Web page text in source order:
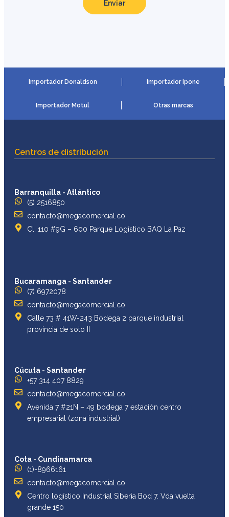
Enviar
Importador Donaldson Importador Ipone
Importador Motul Otras marcas
Centros de distribución
Barranquilla - Atlántico
(5) 2516850
contacto@megacomercial.co
Cl. 110 #9G – 600 Parque Logístico BAQ La Paz
Bucaramanga - Santander
(7) 6972078
contacto@megacomercial.co
Calle 73 # 41W-243 Bodega 2 parque industrial
provincia de soto II
Cúcuta - Santander
+57 314 407 8829
contacto@megacomercial.co
Avenida 7 #21N – 49 bodega 7 estación centro
empresarial (zona industrial)
Cota - Cundinamarca
(1)-8966161
contacto@megacomercial.co
Centro logístico Industrial Siberia Bod 7. Vda vuelta
grande 150